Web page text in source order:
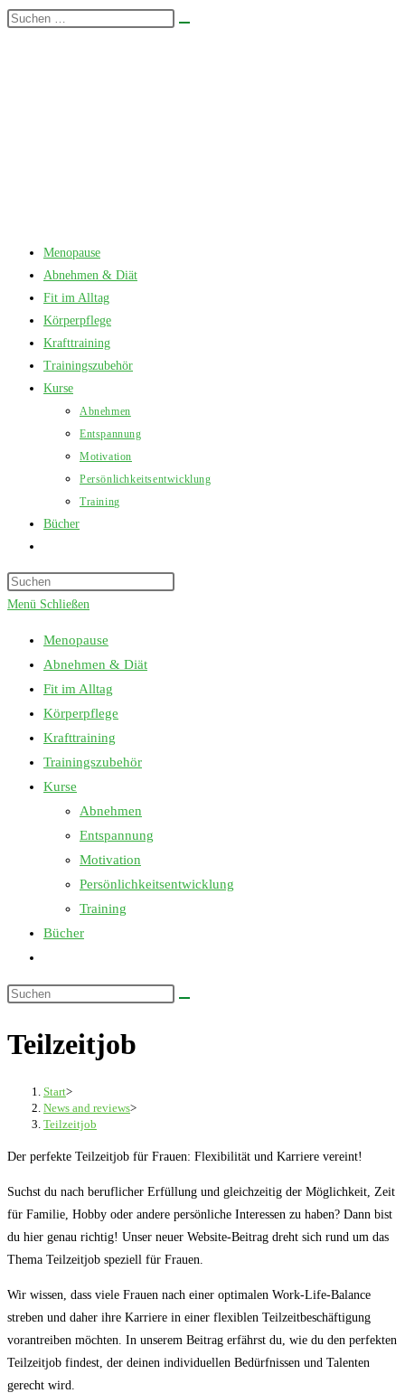
Zum
Diese
Menopause
Abnehmen & Diät
Fit im Alltag
Körperpflege
Krafttraining
Trainingszubehör
Kurse
Abnehmen
Entspannung
Motivation
Persönlichkeitsentwicklung
Training
Bücher
umschalten
Menü Schließen
Menopause
Abnehmen & Diät
Fit im Alltag
Körperpflege
Krafttraining
Trainingszubehör
Kurse
Abnehmen
Entspannung
Motivation
Persönlichkeitsentwicklung
Training
Bücher
umschalten
Diese
durchsuchen
Teilzeitjob
Start>
News and reviews>
Teilzeitjob
Der perfekte Teilzeitjob für Frauen: Flexibilität und Karriere vereint!
Suchst du nach beruflicher Erfüllung und gleichzeitig der Möglichkeit, Zeit
für Familie, Hobby oder andere persönliche Interessen zu haben? Dann bist
du hier genau richtig! Unser neuer Website-Beitrag dreht sich rund um das
Thema Teilzeitjob speziell für Frauen.
Wir wissen, dass viele Frauen nach einer optimalen Work-Life-Balance
streben und daher ihre Karriere in einer flexiblen Teilzeitbeschäftigung
vorantreiben möchten. In unserem Beitrag erfährst du, wie du den perfekten
Teilzeitjob findest, der deinen individuellen Bedürfnissen und Talenten
gerecht wird.